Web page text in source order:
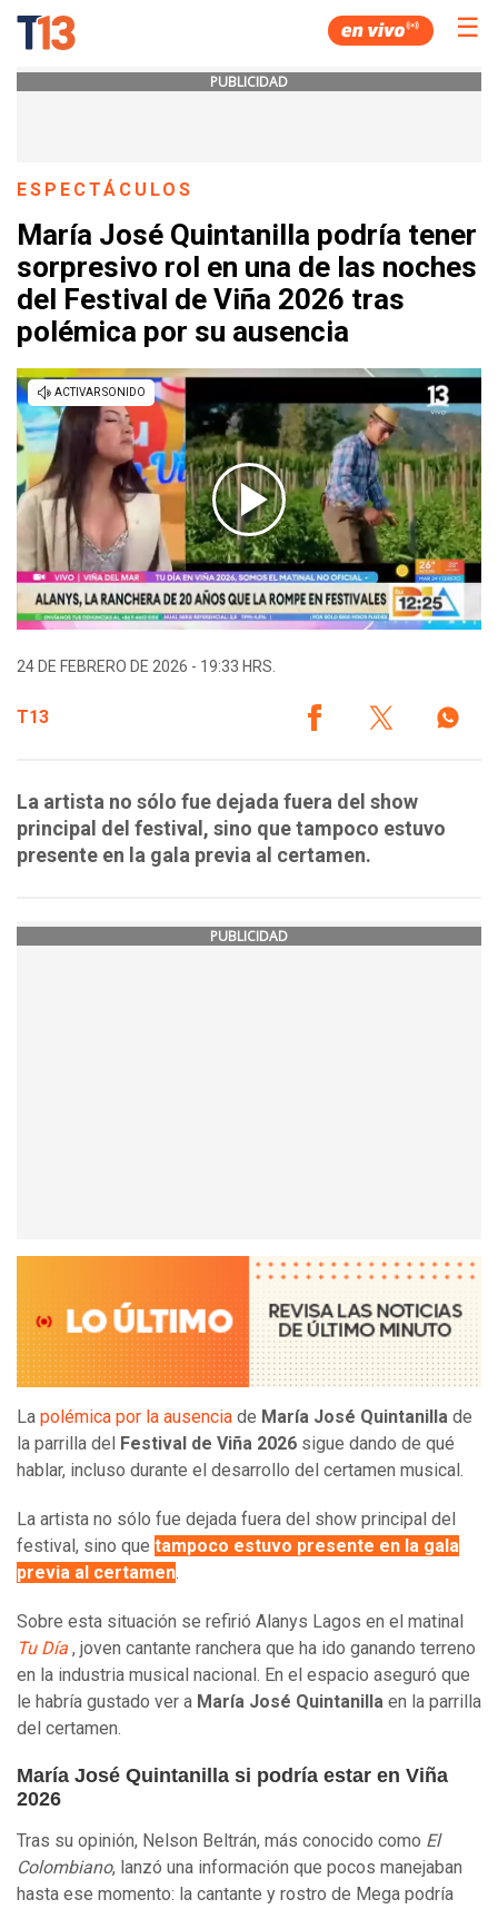
☰
PUBLICIDAD
ESPECTÁCULOS
María José Quintanilla podría tener
sorpresivo rol en una de las noches
del Festival de Viña 2026 tras
polémica por su ausencia
24 DE FEBRERO DE 2026 - 19:33 HRS.
T13
La artista no sólo fue dejada fuera del show
principal del festival, sino que tampoco estuvo
presente en la gala previa al certamen.
PUBLICIDAD
La polémica por la ausencia de María José Quintanilla de
la parrilla del Festival de Viña 2026 sigue dando de qué
hablar, incluso durante el desarrollo del certamen musical.
La artista no sólo fue dejada fuera del show principal del
festival, sino que tampoco estuvo presente en la gala
previa al certamen.
Sobre esta situación se refirió Alanys Lagos en el matinal
Tu Día , joven cantante ranchera que ha ido ganando terreno
en la industria musical nacional. En el espacio aseguró que
le habría gustado ver a María José Quintanilla en la parrilla
del certamen.
María José Quintanilla si podría estar en Viña
2026
Tras su opinión, Nelson Beltrán, más conocido como El
Colombiano, lanzó una información que pocos manejaban
hasta ese momento: la cantante y rostro de Mega podría